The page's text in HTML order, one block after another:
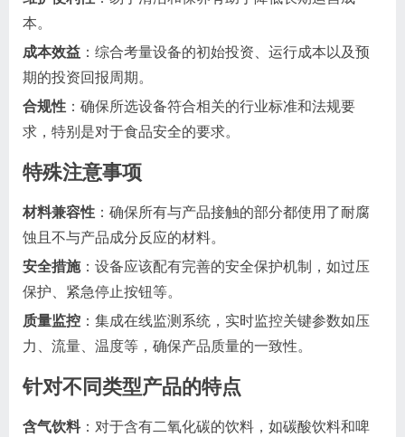
本。
成本效益 ：综合考量设备的初始投资、运行成本以及预
期的投资回报周期。
合规性 ：确保所选设备符合相关的行业标准和法规要
求，特别是对于食品安全的要求。
特殊注意事项
材料兼容性 ：确保所有与产品接触的部分都使用了耐腐
蚀且不与产品成分反应的材料。
安全措施：设备应该配有完善的安全保护机制，如过压
保护、紧急停止按钮等。
质量监控 ：集成在线监测系统，实时监控关键参数如压
力、流量、温度等，确保产品质量的一致性。
针对不同类型产品的特点
含气饮料：对于含有二氧化碳的饮料，如碳酸饮料和啤